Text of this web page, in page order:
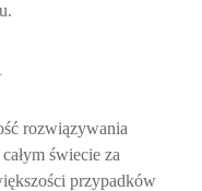
rozwiązywania
świecie za
przypadków